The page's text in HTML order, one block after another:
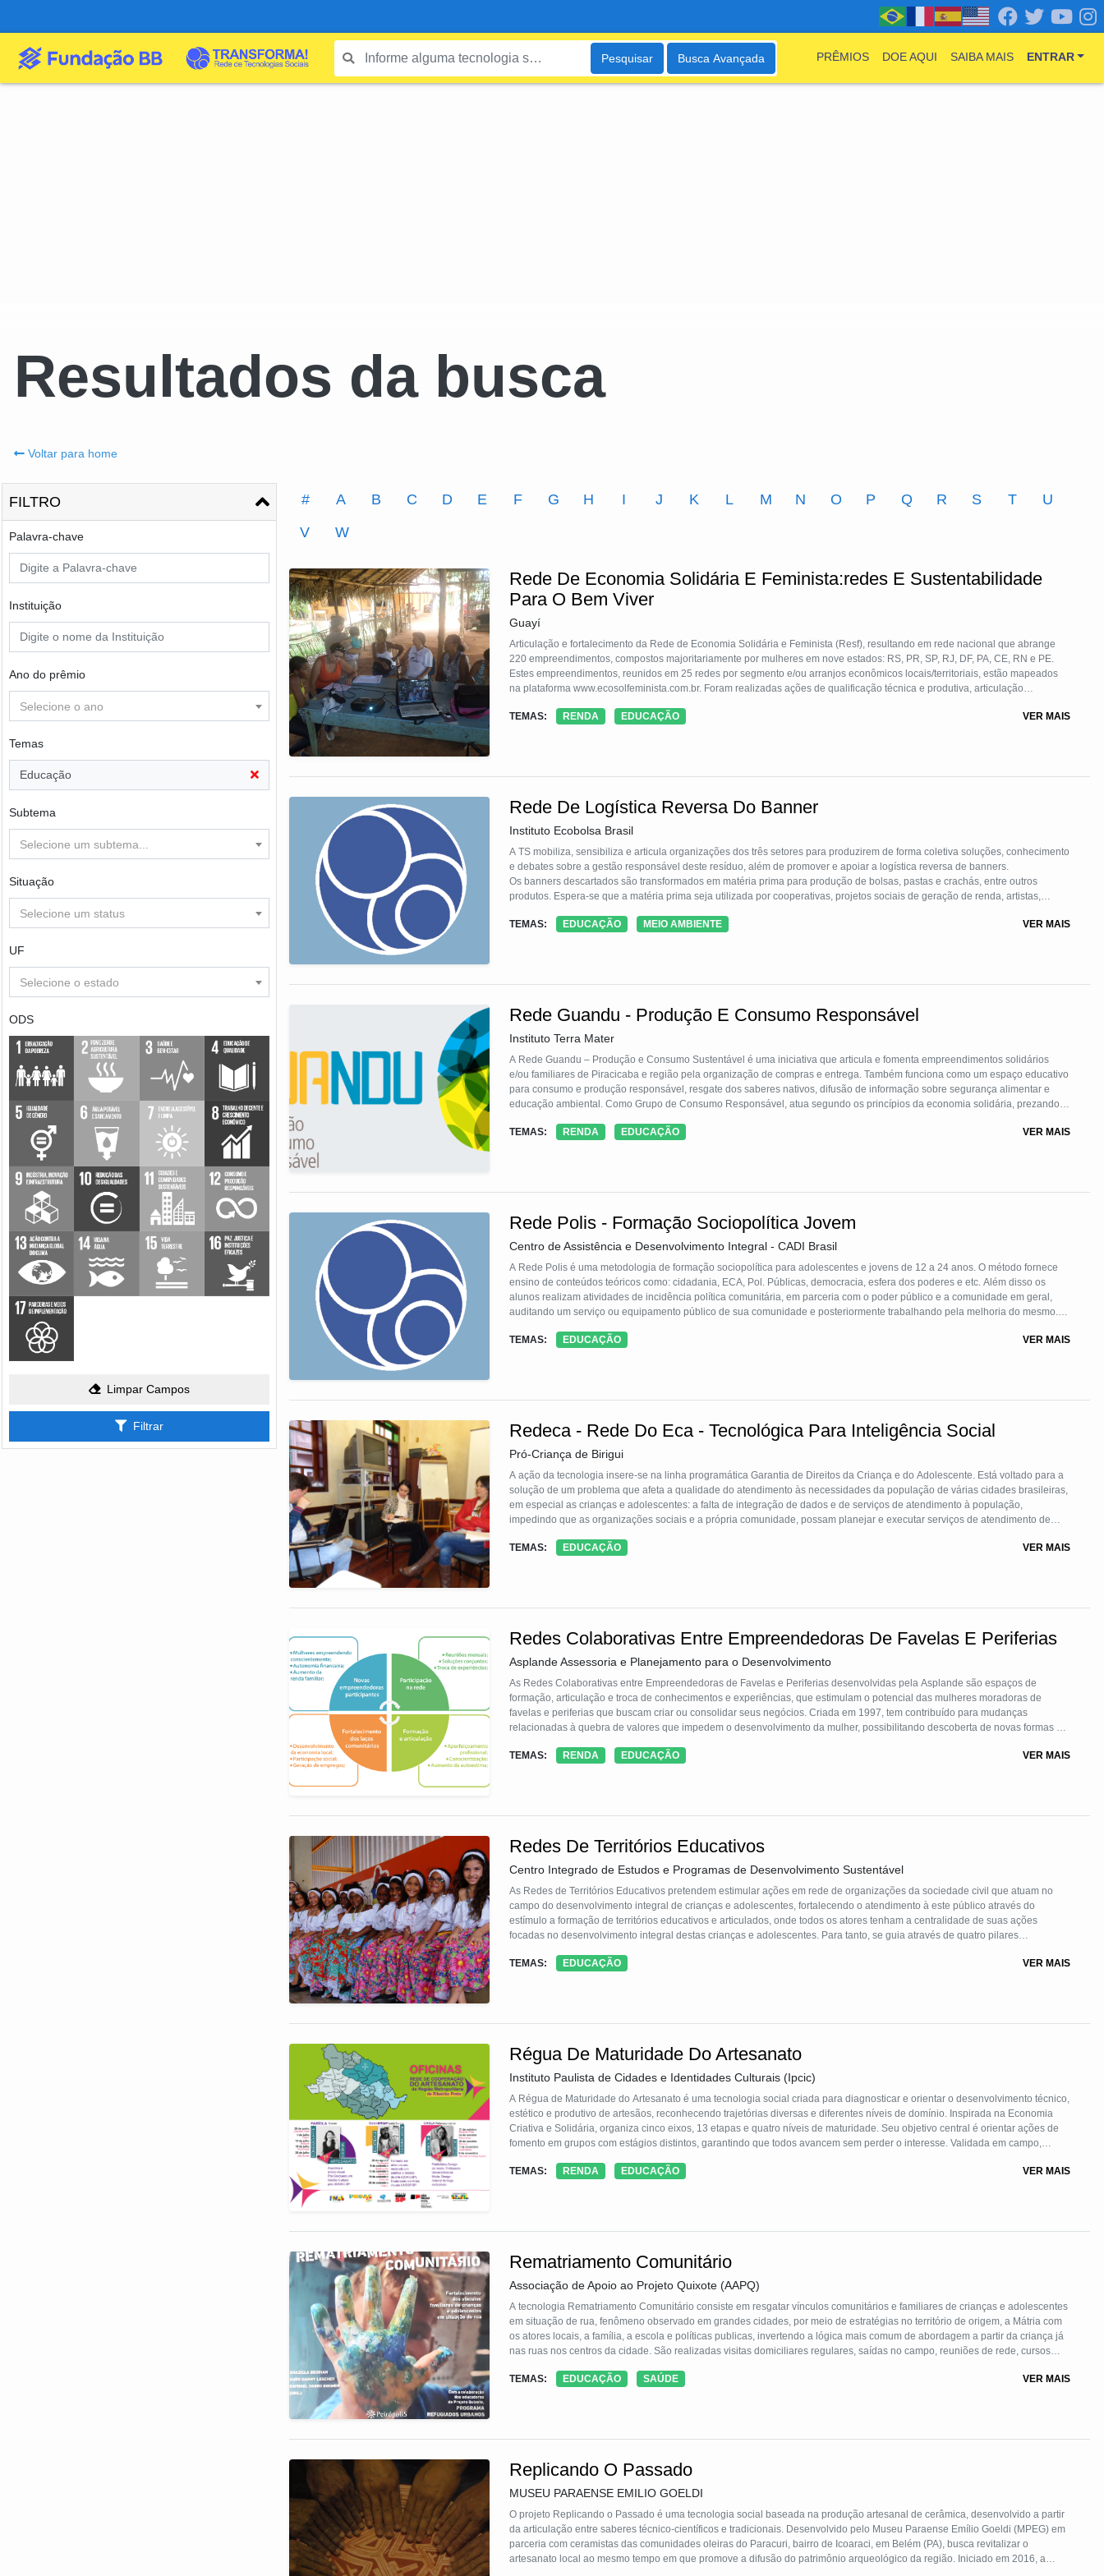
Pesquisar Busca Avançada PRÊMIOS DOE AQUI SAIBA MAIS ENTRAR
Resultados da busca
Voltar para home
FILTRO
Palavra-chave
Instituição
Ano do prêmio
Selecione o ano
Temas
Educação
Subtema
Selecione um subtema...
Situação
Selecione um status
UF
Selecione o estado
ODS
Limpar Campos
Filtrar
# A B C D E F G H I J K L M N O P Q R S T
U
V
W
Rede De Economia Solidária E Feminista:redes E Sustentabilidade
Para O Bem Viver
Guayí
Articulação e fortalecimento da Rede de Economia Solidária e Feminista (Resf), resultando em rede nacional que abrange
220 empreendimentos, compostos majoritariamente por mulheres em nove estados: RS, PR, SP, RJ, DF, PA, CE, RN e PE.
Estes empreendimentos, reunidos em 25 redes por segmento e/ou arranjos econômicos locais/territoriais, estão mapeados
na plataforma www.ecosolfeminista.com.br. Foram realizadas ações de qualificação técnica e produtiva, articulação
iniciativas econômica das mulheres, fortalecimento produtivo de seus empreendimentos e desenvolvimento loc
TEMAS: RENDA EDUCAÇÃO VER MAIS
Rede De Logística Reversa Do Banner
Instituto Ecobolsa Brasil
A TS mobiliza, sensibiliza e articula organizações dos três setores para produzirem de forma coletiva soluções, conhecimento
e debates sobre a gestão responsável deste resíduo, além de promover e apoiar a logística reversa de banners.
Os banners descartados são transformados em matéria prima para produção de bolsas, pastas e crachás, entre outros
produtos. Espera-se que a matéria prima seja utilizada por cooperativas, projetos sociais de geração de renda, artistas,
Como exemplo citamos o Projeto EcobolsaBrasil que utiliza a matéria prima para desenvolvimento de produtos eventos
TEMAS: EDUCAÇÃO MEIO AMBIENTE VER MAIS
Rede Guandu - Produção E Consumo Responsável
Instituto Terra Mater
A Rede Guandu – Produção e Consumo Sustentável é uma iniciativa que articula e fomenta empreendimentos solidários
e/ou familiares de Piracicaba e região pela organização de compras e entrega. Também funciona como um espaço educativo
para consumo e produção responsável, resgate dos saberes nativos, difusão de informação sobre segurança alimentar e
educação ambiental. Como Grupo de Consumo Responsável, atua segundo os princípios da economia solidária, prezando
venda semanal de cesta de produtos. A Rede conta atualmente com a adesão de 23 famílias de produtores.
TEMAS: RENDA EDUCAÇÃO VER MAIS
Rede Polis - Formação Sociopolítica Jovem
Centro de Assistência e Desenvolvimento Integral - CADI Brasil
A Rede Polis é uma metodologia de formação sociopolítica para adolescentes e jovens de 12 a 24 anos. O método fornece
ensino de conteúdos teóricos como: cidadania, ECA, Pol. Públicas, democracia, esfera dos poderes e etc. Além disso os
alunos realizam atividades de incidência política comunitária, em parceria com o poder público e a comunidade em geral,
auditando um serviço ou equipamento público de sua comunidade e posteriormente trabalhando pela melhoria do mesmo.
inventários sociais, e a promoção de uma ação de voluntariado com vistas ao engajamento cívico da comunidade.
TEMAS: EDUCAÇÃO VER MAIS
Redeca - Rede Do Eca - Tecnológica Para Inteligência Social
Pró-Criança de Birigui
A ação da tecnologia insere-se na linha programática Garantia de Direitos da Criança e do Adolescente. Está voltado para a
solução de um problema que afeta a qualidade do atendimento às necessidades da população de várias cidades brasileiras,
em especial as crianças e adolescentes: a falta de integração de dados e de serviços de atendimento à população,
impedindo que as organizações sociais e a própria comunidade, possam planejar e executar serviços de atendimento de
futuramente os governos façam um diagnóstico ágil, melhorem o seu planejamento com informações atualizadas.
TEMAS: EDUCAÇÃO VER MAIS
Redes Colaborativas Entre Empreendedoras De Favelas E Periferias
Asplande Assessoria e Planejamento para o Desenvolvimento
As Redes Colaborativas entre Empreendedoras de Favelas e Periferias desenvolvidas pela Asplande são espaços de
formação, articulação e troca de conhecimentos e experiências, que estimulam o potencial das mulheres moradoras de
favelas e periferias que buscam criar ou consolidar seus negócios. Criada em 1997, tem contribuído para mudanças
relacionadas à quebra de valores que impedem o desenvolvimento da mulher, possibilitando descoberta de novas formas de
TEMAS:
RENDA EDUCAÇÃO VER MAIS
Redes De Territórios Educativos
Centro Integrado de Estudos e Programas de Desenvolvimento Sustentável
As Redes de Territórios Educativos pretendem estimular ações em rede de organizações da sociedade civil que atuam no
campo do desenvolvimento integral de crianças e adolescentes, fortalecendo o atendimento à este público através do
estímulo a formação de territórios educativos e articulados, onde todos os atores tenham a centralidade de suas ações
focadas no desenvolvimento integral destas crianças e adolescentes. Para tanto, se guia através de quatro pilares
interinstitucional; a articulação de políticas públicas e o fortalecimento de organizações da sociedade civil.
TEMAS: EDUCAÇÃO VER MAIS
Régua De Maturidade Do Artesanato
Instituto Paulista de Cidades e Identidades Culturais (Ipcic)
A Régua de Maturidade do Artesanato é uma tecnologia social criada para diagnosticar e orientar o desenvolvimento técnico,
estético e produtivo de artesãos, reconhecendo trajetórias diversas e diferentes níveis de domínio. Inspirada na Economia
Criativa e Solidária, organiza cinco eixos, 13 etapas e quatro níveis de maturidade. Seu objetivo central é orientar ações de
fomento em grupos com estágios distintos, garantindo que todos avancem sem perder o interesse. Validada em campo,
próprio artesão se avalia e identifica suas metas e sistematiza suas necessidades de avanço
TEMAS: RENDA EDUCAÇÃO VER MAIS
Rematriamento Comunitário
Associação de Apoio ao Projeto Quixote (AAPQ)
A tecnologia Rematriamento Comunitário consiste em resgatar vínculos comunitários e familiares de crianças e adolescentes
em situação de rua, fenômeno observado em grandes cidades, por meio de estratégias no território de origem, a Mátria com
os atores locais, a família, a escola e políticas publicas, invertendo a lógica mais comum de abordagem a partir da criança já
nas ruas nos centros da cidade. São realizadas visitas domiciliares regulares, saídas no campo, reuniões de rede, cursos
unidade de atendimento família com uma criança em situação de rua.
TEMAS: EDUCAÇÃO SAÚDE VER MAIS
Replicando O Passado
MUSEU PARAENSE EMILIO GOELDI
O projeto Replicando o Passado é uma tecnologia social baseada na produção artesanal de cerâmica, desenvolvido a partir
da articulação entre saberes técnico-científicos e tradicionais. Desenvolvido pelo Museu Paraense Emílio Goeldi (MPEG) em
parceria com ceramistas das comunidades oleiras do Paracuri, bairro de Icoaraci, em Belém (PA), busca revitalizar o
artesanato local ao mesmo tempo em que promove a difusão do patrimônio arqueológico da região. Iniciado em 2016, a